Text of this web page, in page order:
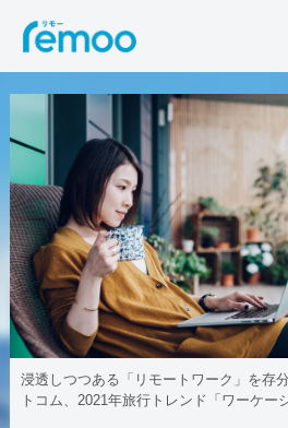
浸透しつつある「リモートワーク」を存
トコム、2021年旅行トレンド「ワーケー